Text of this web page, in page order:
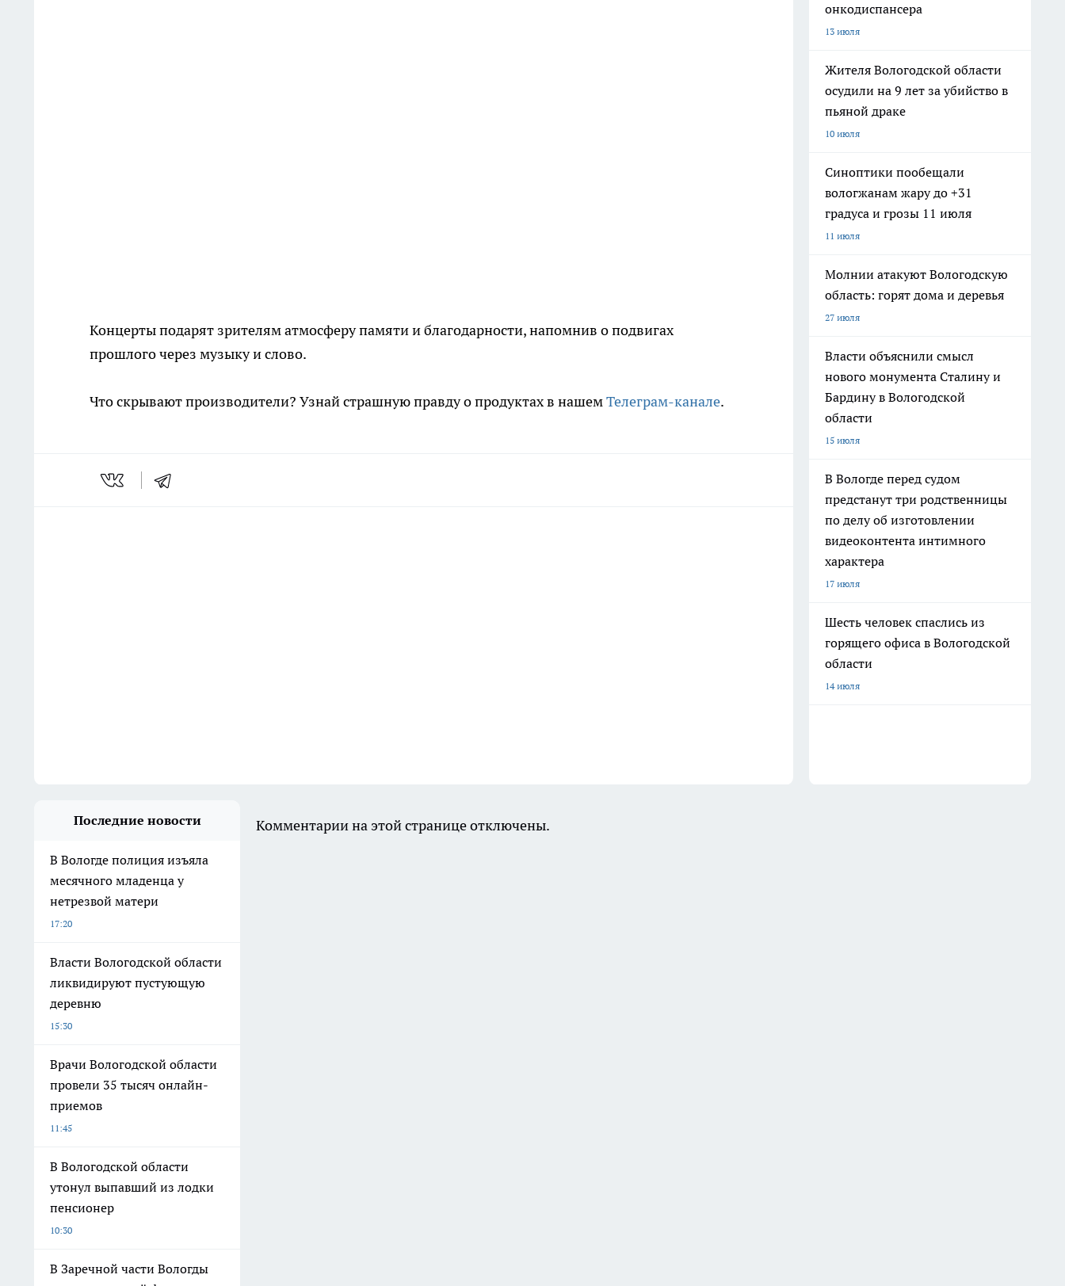
Концерты подарят зрителям атмосферу памяти и благодарности, напомнив о подвигах
прошлого через музыку и слово.
Что скрывают производители? Узнай страшную правду о продуктах в нашемТелеграм-канале.
онкодиспансера
13 июля
Жителя Вологодской области
осудили на 9 лет за убийство в
пьяной драке
10 июля
Синоптики пообещали
вологжанам жару до +31
градуса и грозы 11 июля
11 июля
Молнии атакуют Вологодскую
область: горят дома и деревья
27 июля
Власти объяснили смысл
нового монумента Сталину и
Бардину в Вологодской
области
15 июля
В Вологде перед судом
предстанут три родственницы
по делу об изготовлении
видеоконтента интимного
характера
17 июля
Шесть человек спаслись из
горящего офиса в Вологодской
области
14 июля
Последние новости
В Вологде полиция изъяла
месячного младенца у
нетрезвой матери
17:20
Власти Вологодской области
ликвидируют пустующую
деревню
15:30
Врачи Вологодской области
провели 35 тысяч онлайн-
приемов
11:45
В Вологодской области
утонул выпавший из лодки
пенсионер
10:30
В Заречной части Вологды
Комментарии на этой странице отключены.